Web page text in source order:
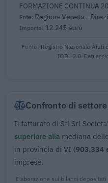
FORMAZIONE CONTINUA
Regione Veneto -
12.245 euro
Fonte: Registro Nazionale Aiuti
IODL 2.0. Dati
Confronto di settore
Il fatturato di Stl Srl
superiore alla mediana
in provincia di VI (903.334
imprese.
Elaborazione sui bilanci